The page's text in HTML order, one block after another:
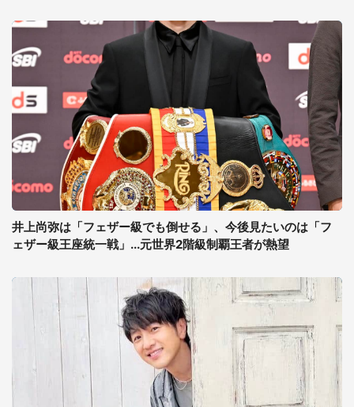
井上尚弥は「フェザー級でも倒せる」、今後見たいのは「フ
ェザー級王座統一戦」...元世界2階級制覇王者が熱望